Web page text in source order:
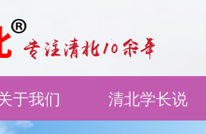
于我们 清北学长说